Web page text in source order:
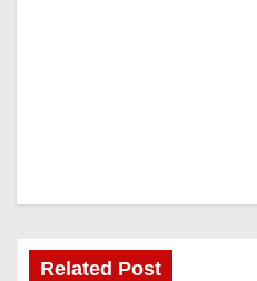
Related Post